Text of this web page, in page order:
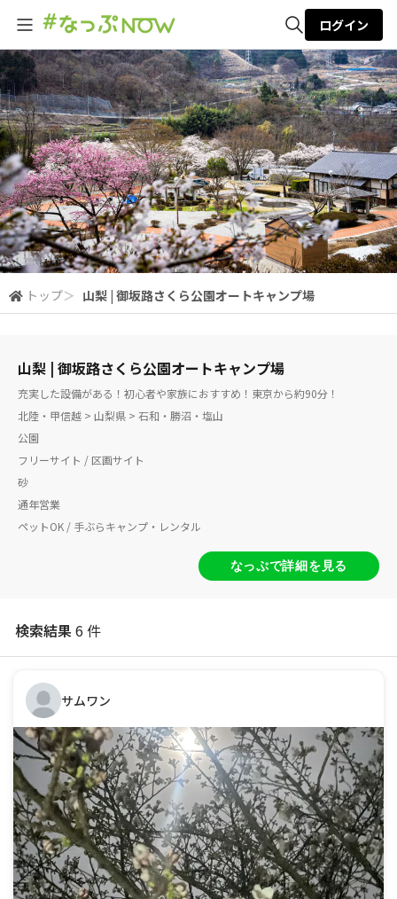
全体検索
検索
ログイン
トップ＞ 山梨 | 御坂路さくら公園オートキャンプ場
山梨 | 御坂路さくら公園オートキャンプ場
充実した設備がある！初心者や家族におすすめ！東京から約90分！
北陸・甲信越 > 山梨県 > 石和・勝沼・塩山
公園
フリーサイト / 区画サイト
砂
通年営業
ペットOK / 手ぶらキャンプ・レンタル
なっぷで詳細を見る
検索結果6 件
サムワン